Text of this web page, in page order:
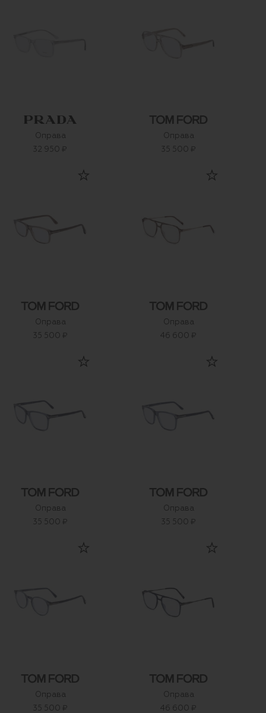
Оправа
32 950 ₽
Оправа
35 500 ₽
Оправа
35 500 ₽
Оправа
46 600 ₽
Оправа
35 500 ₽
Оправа
35 500 ₽
Оправа
35 500 ₽
Оправа
46 600 ₽